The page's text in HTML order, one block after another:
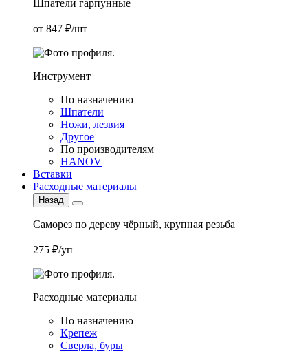
Шпатели гарпунные
от 847 ₽/шт
Инструмент
По назначению
Шпатели
Ножи, лезвия
Другое
По производителям
HANOV
Вставки
Расходные материалы
Назад
Саморез по дереву чёрный, крупная резьба
275 ₽/уп
Расходные материалы
По назначению
Крепеж
Сверла, буры